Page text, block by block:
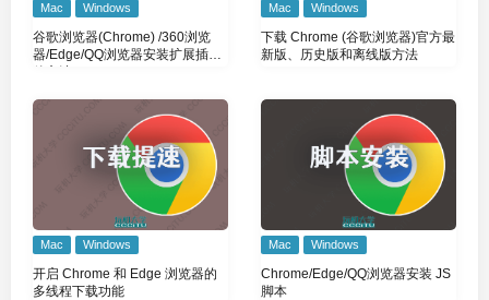
Mac Windows
谷歌浏览器(Chrome) /360浏览
器/Edge/QQ浏览器安装扩展插件
Mac Windows
下载 Chrome (谷歌浏览器)官方最
新版、历史版和离线版方法
Mac Windows
开启 Chrome 和 Edge 浏览器的
多线程下载功能
Mac Windows
Chrome/Edge/QQ浏览器安装 JS
脚本